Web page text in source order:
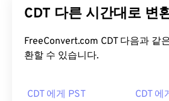
CDT 다른 시간대로 변
FreeConvert.com CDT 다음과 같
환할 수 있습니다.
CDT 에게 PST CDT 에